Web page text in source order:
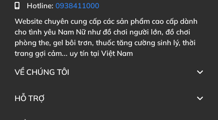
Hotline: 0938411000
Website chuyên cung cấp các sản phẩm cao cấp dành
cho tình yêu Nam Nữ như đồ chơi người lớn, đồ chơi
phòng the, gel bôi trơn, thuốc tăng cường sinh lý, thời
trang gợi cảm... uy tín tại Việt Nam
VỀ CHÚNG TÔI
HỖ TRỢ